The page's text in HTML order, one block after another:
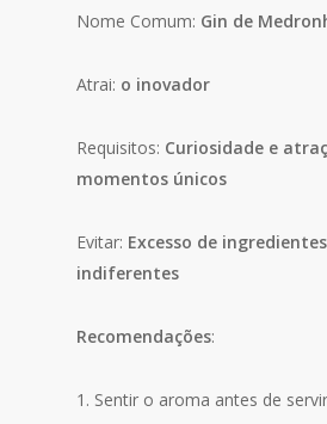
Nome Comum: Gin de
Atrai: o inovador
Requisitos: Curiosidade e
momentos únicos
Evitar: Excesso de
indiferentes
Recomendações:
1. Sentir o aroma antes de